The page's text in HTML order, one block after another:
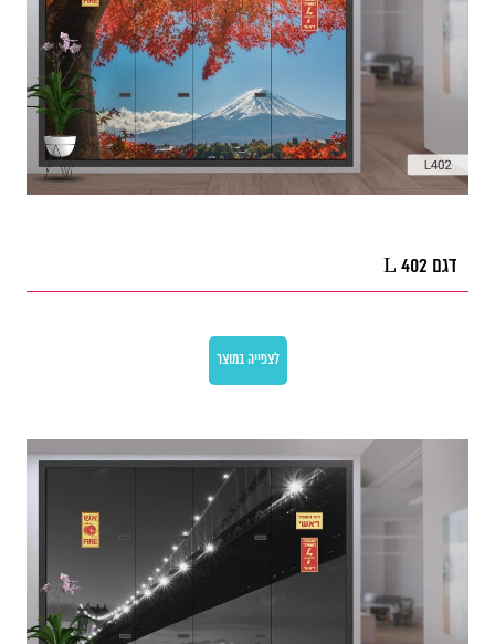
דגם L 402
לצפייה במוצר